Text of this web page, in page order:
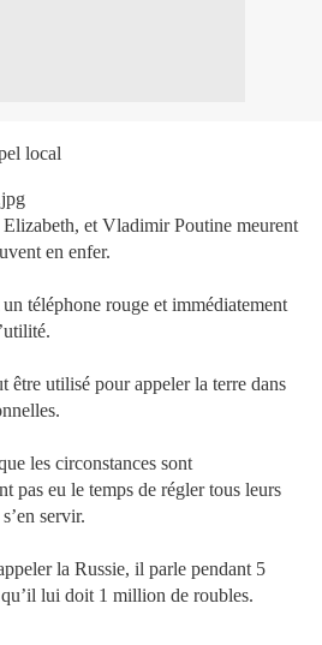
local
et Vladimir Poutine meurent
en enfer.
téléphone rouge et immédiatement
être utilisé pour appeler la terre dans
les circonstances sont
pas eu le temps de régler tous leurs
servir.
la Russie, il parle pendant 5
lui doit 1 million de roubles.